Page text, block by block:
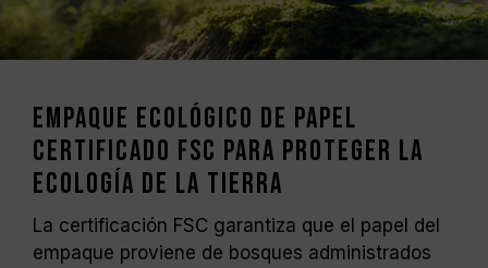
Empaque ecológico de papel
certificado FSC para proteger la
ecología de la Tierra
La certificación FSC garantiza que el papel del
empaque proviene de bosques administrados